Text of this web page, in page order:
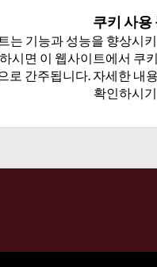
쿠키 사용
는 기능과 성능을 향상시
시면 이 웹사이트에서 쿠
로 간주됩니다. 자세한 내
확인하시